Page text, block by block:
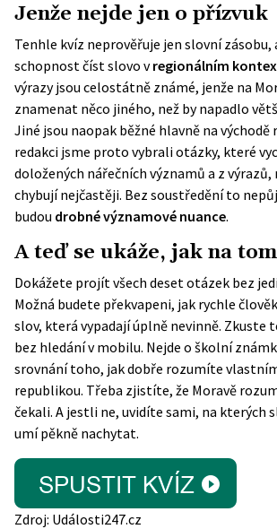
Jenže nejde jen o přízvuk
Tenhle kvíz neprověřuje jen slovní zásobu,
schopnost číst slovo vregionálním
výrazy jsou celostátně známé, jenže na
znamenat něco jiného, než by napadlo
Jiné jsou naopak běžné hlavně na východě
redakci jsme proto vybrali otázky, které
doložených nářečních významů a z výrazů,
chybují nejčastěji. Bez soustředění to
budou drobné významové nuance.
A teď se ukáže, jak na
Dokážete projít všech deset otázek bez
Možná budete překvapeni, jak rychle
slov, která vypadají úplně nevinně. Zkuste
bez hledání v mobilu. Nejde o školní
srovnání toho, jak dobře rozumíte
republikou. Třeba zjistíte, že Moravě
čekali. A jestli ne, uvidíte sami, na kterých
umí pěkně nachytat.
Zdroj: Události247.cz